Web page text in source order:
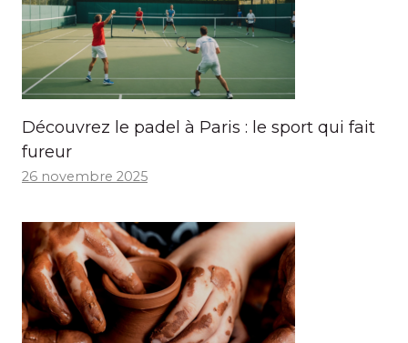
Découvrez le padel à Paris : le sport qui fait
fureur
26 novembre 2025